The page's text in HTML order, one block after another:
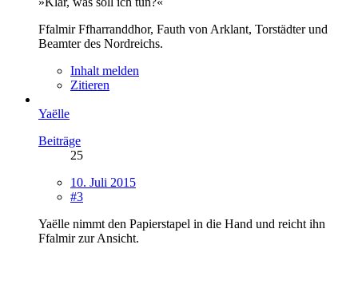
Ffalmir Ffharranddhor, Fauth von Arklant, Torstädter und
Beamter des Nordreichs.
Inhalt melden
Zitieren
Yaëlle
Beiträge
25
10. Juli 2015
#3
Yaëlle nimmt den Papierstapel in die Hand und reicht ihn
Ffalmir zur Ansicht.